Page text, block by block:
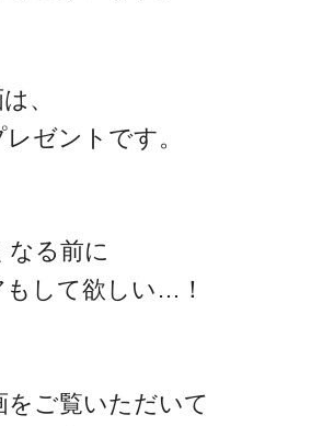
、
ゼントです。
なる前に
して欲しい…！
ご覧いただいて